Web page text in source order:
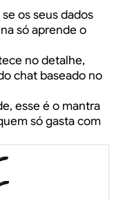
os seus dados
só aprende o
no detalhe,
chat baseado no
esse é o mantra
só gasta com